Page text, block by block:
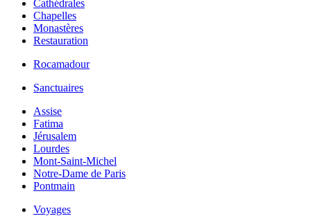
Cathédrales
Chapelles
Monastères
Restauration
Rocamadour
Sanctuaires
Assise
Fatima
Jérusalem
Lourdes
Mont-Saint-Michel
Notre-Dame de Paris
Pontmain
Voyages